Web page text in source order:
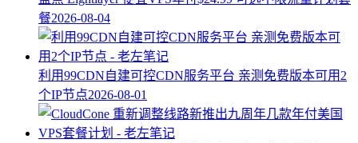
餐2026-08-04
利用99CDN自建可控CDN服务平台 亲测免费版本可用2
个IP节点2026-08-01